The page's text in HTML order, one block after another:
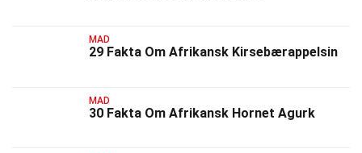
MAD
29 Fakta Om Afrikansk Kirsebærappelsin
MAD
30 Fakta Om Afrikansk Hornet Agurk